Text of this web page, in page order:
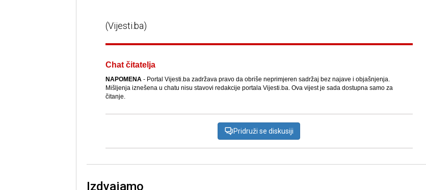
(Vijesti.ba)
Chat čitatelja
NAPOMENA- Portal Vijesti.ba zadržava pravo da obriše neprimjeren sadržaj bez najave i objašnjenja.
Mišljenja iznešena u chatu nisu stavovi redakcije portala Vijesti.ba. Ova vijest je sada dostupna samo za
čitanje.
Pridruži se diskusiji
Izdvajamo